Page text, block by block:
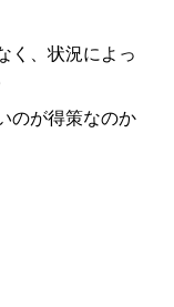
く、状況によっ
のが得策なのか